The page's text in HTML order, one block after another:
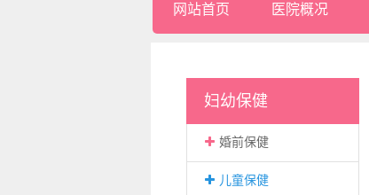
网站首页 医院概况
妇幼保健
婚前保健
儿童保健